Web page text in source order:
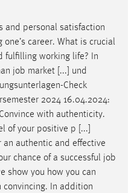
and personal satisfaction
career. What is crucial
fulfilling working life? In
job market [...] und
Check
2024 16.04.2024:
with authenticity.
of your positive p [...]
authentic and effective
chance of a successful job
show you how you can
convincing. In addition
um sich an der Website